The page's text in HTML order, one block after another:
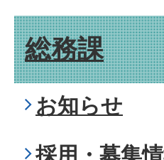
総務課
お知らせ
採用・募集